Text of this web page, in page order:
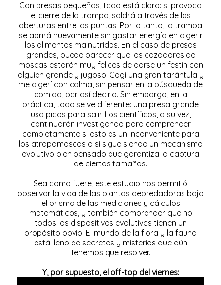
Con presas pequeñas, todo está claro: si provoca
el cierre de la trampa, saldrá a través de las
aberturas entre las puntas. Por lo tanto, la trampa
se abrirá nuevamente sin gastar energía en digerir
los alimentos malnutridos. En el caso de presas
grandes, puede parecer que los cazadores de
moscas estarán muy felices de darse un festín con
alguien grande y jugoso. Cogí una gran tarántula y
me digerí con calma, sin pensar en la búsqueda de
comida, por así decirlo. Sin embargo, en la
práctica, todo se ve diferente: una presa grande
usa picos para salir. Los científicos, a su vez,
continuarán investigando para comprender
completamente si esto es un inconveniente para
los atrapamoscas o si sigue siendo un mecanismo
evolutivo bien pensado que garantiza la captura
de ciertos tamaños.
Sea como fuere, este estudio nos permitió
observar la vida de las plantas depredadoras bajo
el prisma de las mediciones y cálculos
matemáticos, y también comprender que no
todos los dispositivos evolutivos tienen un
propósito obvio. El mundo de la flora y la fauna
está lleno de secretos y misterios que aún
tenemos que resolver.
Y, por supuesto, el off-top del viernes: